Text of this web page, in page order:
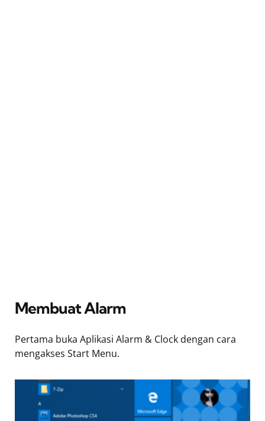
Membuat Alarm
Pertama buka Aplikasi Alarm & Clock dengan cara
mengakses Start Menu.